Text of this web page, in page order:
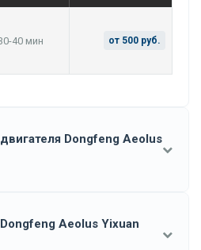
40 мин от 500 руб.
Dongfeng Aeolus
Aeolus Yixuan